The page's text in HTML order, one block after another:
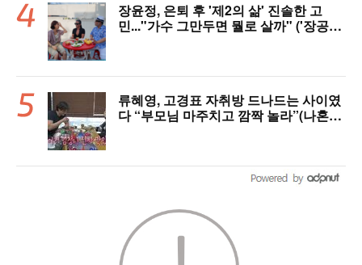
장윤정, 은퇴 후 '제2의 삶' 진솔한 고
민..."가수 그만두면 뭘로 살까" ('장공장
류혜영, 고경표 자취방 드나드는 사이였
다 “부모님 마주치고 깜짝 놀라”(나혼자